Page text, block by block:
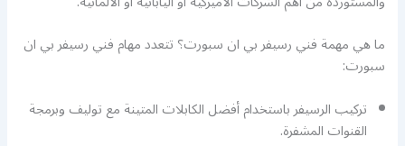
ما هي مهمة فني رسيفر بي ان سبورت؟ تتعدد مهام فني رسيفر بي ان
سبورت:
تركيب الرسيفر باستخدام أفضل الكابلات المتينة مع توليف وبرمجة
القنوات المشفرة.